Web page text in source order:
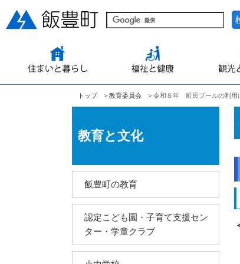
トップ > 教育委員会 > 令和８年 町民プールの利用
教育と文化
飯豊町の教育
認定こども園・子育て支援セン
ター・学童クラブ